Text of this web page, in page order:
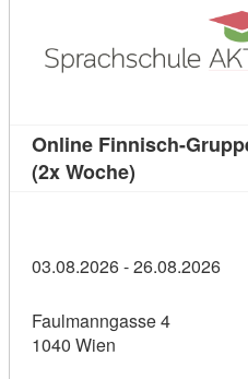
Online Finnisch-
(2x Woche)
03.08.2026 - 26.08.2026
Faulmanngasse 4
1040 Wien